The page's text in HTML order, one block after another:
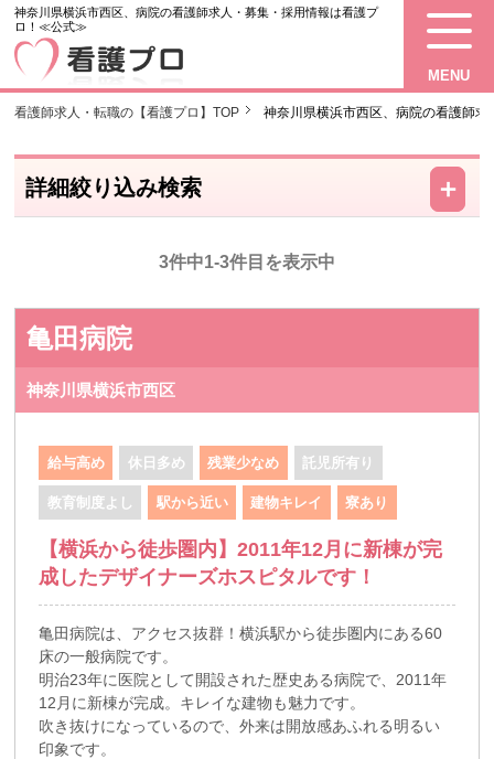
神奈川県横浜市西区、病院の看護師求人・募集・採用情報は看護プ
ロ！≪公式≫
MENU
看護師求人・転職の【看護プロ】TOP 神奈川県横浜市西区、病院の看護師求
詳細絞り込み検索 －
＋
3件中1-3件目を表示中
亀田病院
神奈川県横浜市西区
給与高め 休日多め 残業少なめ 託児所有り
教育制度よし 駅から近い 建物キレイ 寮あり
【横浜から徒歩圏内】2011年12月に新棟が完
成したデザイナーズホスピタルです！
亀田病院は、アクセス抜群！横浜駅から徒歩圏内にある60
床の一般病院です。
明治23年に医院として開設された歴史ある病院で、2011年
12月に新棟が完成。キレイな建物も魅力です。
吹き抜けになっているので、外来は開放感あふれる明るい
印象です。